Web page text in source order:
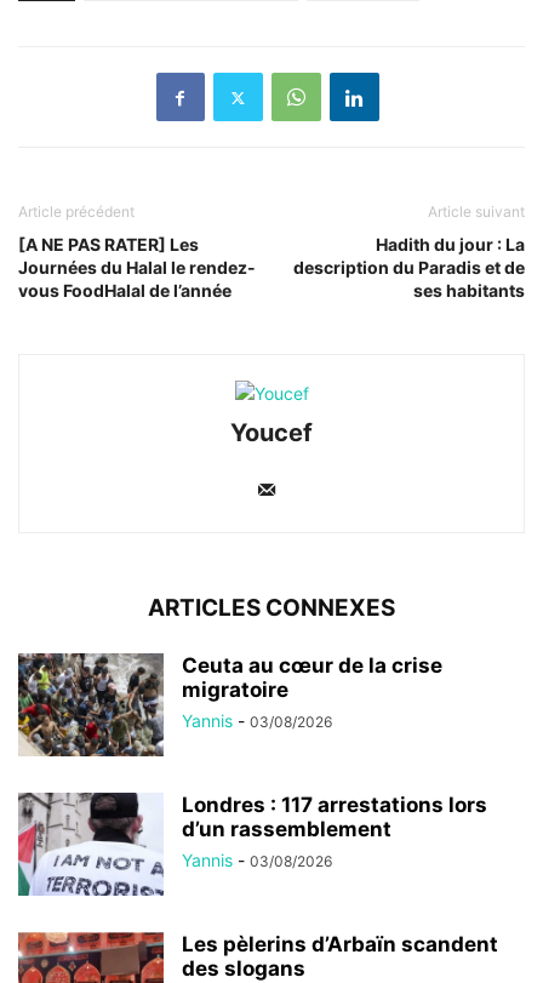
Article précédent
[A NE PAS RATER] Les
Journées du Halal le rendez-
vous FoodHalal de l’année
Article suivant
Hadith du jour : La
description du Paradis et de
ses habitants
Youcef
ARTICLES CONNEXES
Ceuta au cœur de la crise
migratoire
Yannis - 03/08/2026
Londres : 117 arrestations lors
d’un rassemblement
Yannis - 03/08/2026
Les pèlerins d’Arbaïn scandent
des slogans